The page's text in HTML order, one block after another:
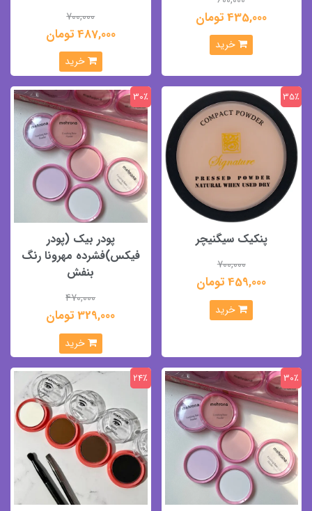
435,000 تومان
خرید
700,000
487,000 تومان
خرید
پنکیک سیگنیچر
700,000
459,000 تومان
35٪
خرید
پودر بیک (پودر
فیکس)فشرده مهرونا رنگ
بنفش
470,000
329,000 تومان
30٪
خرید
30٪ 24٪